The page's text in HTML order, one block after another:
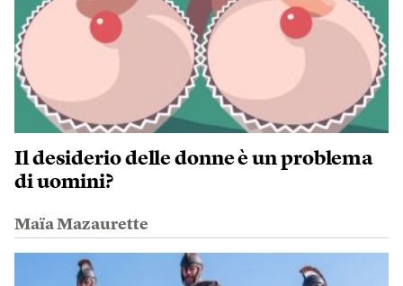
Il desiderio delle donne è un problema
di uomini?
Maïa Mazaurette